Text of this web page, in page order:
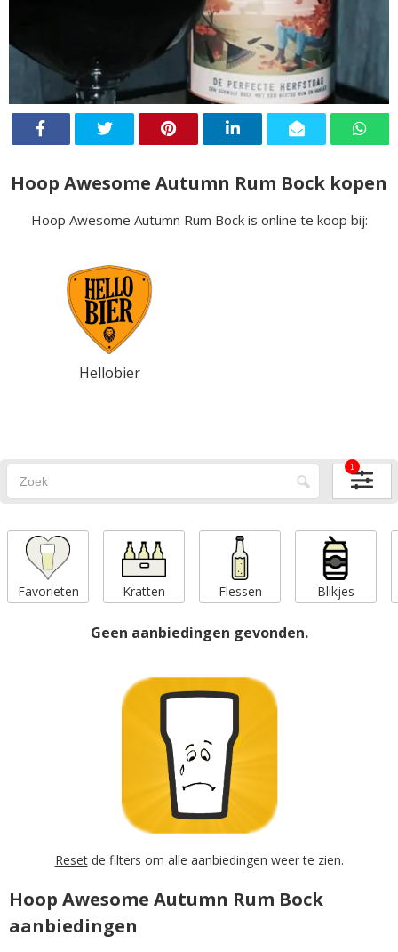
Hoop Awesome Autumn Rum Bock kopen
Hoop Awesome Autumn Rum Bock is online te koop bij:
Hellobier
1
Favorieten Kratten Flessen Blikjes
Geen aanbiedingen gevonden.
Resetde filters om alle aanbiedingen weer te zien.
Hoop Awesome Autumn Rum Bock
aanbiedingen